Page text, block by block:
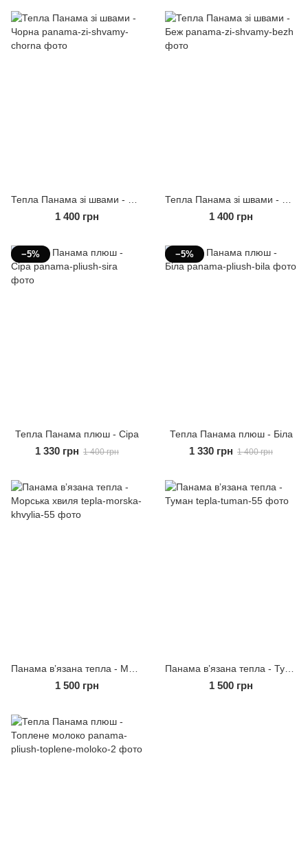
1 400 грн 1 400 грн
−5%
Тепла Панама плюш - Сіра
1 330 грн 1 400 грн
−5%
Тепла Панама плюш - Біла
1 330 грн 1 400 грн
1 500 грн 1 500 грн